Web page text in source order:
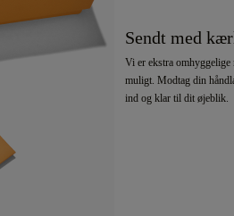
Sendt med
Vi er ekstra omhyggelige
muligt. Modtag din
ind og klar til dit øjeblik.